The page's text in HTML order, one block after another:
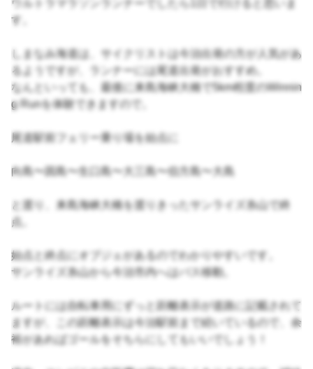
ウルトラマラソンランナーでしたら1日で行けると思いま
す。
しまなみ海道は、サイクリストは今治出発の方が人気があ
るようですが、ランナーには尾道出発がおすすめ。
なんといっても、最後に来島海峡大橋で5km程度のWinnin
g Runを体験できますので。
尾道駅前フェリー乗り場を始点に
向島〜因島〜生口島〜大三島〜伯方島〜大島
と渡り、来島海峡大橋を渡りきったサンライズ糸山で終
点。
始点と終点にオブジェがあるのでわかりやすいです。
サンライズ糸山から今治市内へはバス移動。
ルートには自転車用にずっと距離表示が道路に記載されて
ますが、この距離表示は今治駅前まで続いているので、余
裕があればゴールをそちらにしてもいいでしょう！